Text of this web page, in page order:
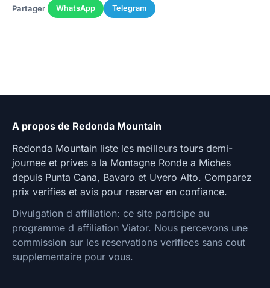
Partager WhatsApp Telegram
A propos de Redonda Mountain
Redonda Mountain liste les meilleurs tours demi-
journee et prives a la Montagne Ronde a Miches
depuis Punta Cana, Bavaro et Uvero Alto. Comparez
prix verifies et avis pour reserver en confiance.
Divulgation d affiliation: ce site participe au
programme d affiliation Viator. Nous percevons une
commission sur les reservations verifiees sans cout
supplementaire pour vous.